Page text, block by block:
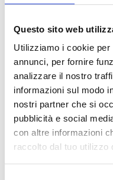
Questo sito web
Utilizziamo i cookie
annunci, per fornire
analizzare il nostro
informazioni sul modo
nostri partner che si
pubblicità e social
con altre informazioni
raccolto dal tuo utilizzo
Accessories EB00
Accessories for
Documents(6992)
Select All
Please log in before
the icon lock